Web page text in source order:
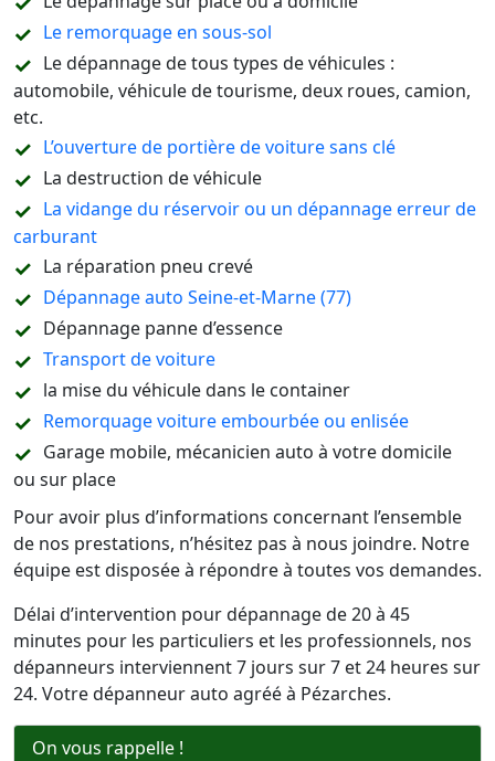
Le remorquage en sous-sol
Le dépannage de tous types de véhicules :
automobile, véhicule de tourisme, deux roues, camion,
etc.
L’ouverture de portière de voiture sans clé
La destruction de véhicule
La vidange du réservoir ou un dépannage erreur de
carburant
La réparation pneu crevé
Dépannage auto Seine-et-Marne (77)
Dépannage panne d’essence
Transport de voiture
la mise du véhicule dans le container
Remorquage voiture embourbée ou enlisée
Garage mobile, mécanicien auto à votre domicile
ou sur place
Pour avoir plus d’informations concernant l’ensemble
de nos prestations, n’hésitez pas à nous joindre. Notre
équipe est disposée à répondre à toutes vos demandes.
Délai d’intervention pour dépannage de 20 à 45
minutes pour les particuliers et les professionnels, nos
dépanneurs interviennent 7 jours sur 7 et 24 heures sur
24. Votre dépanneur auto agréé à Pézarches.
On vous rappelle !